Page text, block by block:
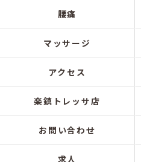
腰痛
マッサージ
アクセス
楽鎮トレッサ店
お問い合わせ
求人